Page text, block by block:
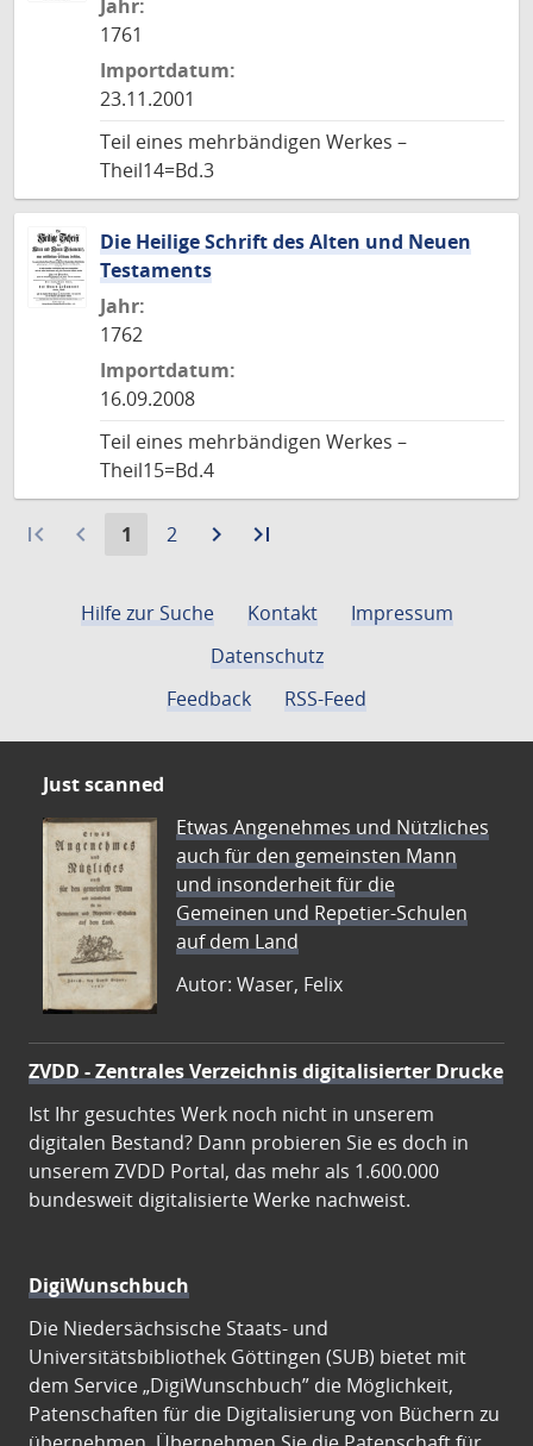
Jahr:
1761
Importdatum:
23.11.2001
Teil eines mehrbändigen Werkes –
Theil14=Bd.3
Die Heilige Schrift des Alten und Neuen
Testaments
Jahr:
1762
Importdatum:
16.09.2008
Teil eines mehrbändigen Werkes –
Theil15=Bd.4
first_page navigate_before
Aktuelle
1
Gehe
2 navigate_next
Zurlast_page
Hilfe zur Suche
Kontakt
Impressum
Datenschutz
Feedback
RSS-Feed
Just scanned
Etwas Angenehmes und Nützliches
auch für den gemeinsten Mann
und insonderheit für die
Gemeinen und Repetier-Schulen
auf dem Land
Autor: Waser, Felix
ZVDD - Zentrales Verzeichnis digitalisierter Drucke
Ist Ihr gesuchtes Werk noch nicht in unserem
digitalen Bestand? Dann probieren Sie es doch in
unserem ZVDD Portal, das mehr als 1.600.000
bundesweit digitalisierte Werke nachweist.
DigiWunschbuch
Die Niedersächsische Staats- und
Universitätsbibliothek Göttingen (SUB) bietet mit
dem Service „DigiWunschbuch” die Möglichkeit,
Patenschaften für die Digitalisierung von Büchern zu